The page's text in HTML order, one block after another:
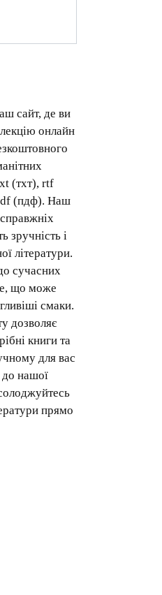
сайт, де ви
онлайн
(тхт), rtf
(пдф). Наш
зручність і
літератури.
сучасних
що може
смаки.
дозволяє
книги та
для вас
нашої
прямо